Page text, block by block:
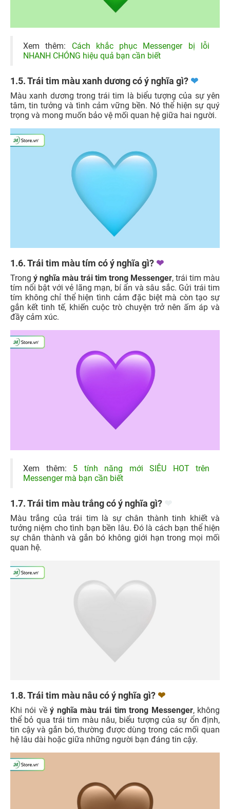
Xem thêm: Cách khắc phục Messenger bị lỗi
NHANH CHÓNG hiệu quả bạn cần biết
1.5. Trái tim màu xanh dương có ý nghĩa gì? ❤
Màu xanh dương trong trái tim là biểu tượng của sự yên
tâm, tin tưởng và tình cảm vững bền. Nó thể hiện sự quý
trọng và mong muốn bảo vệ mối quan hệ giữa hai người.
1.6. Trái tim màu tím có ý nghĩa gì? ❤
Trong ý nghĩa màu trái tim trong Messenger, trái tim màu
tím nổi bật với vẻ lãng mạn, bí ẩn và sâu sắc. Gửi trái tim
tím không chỉ thể hiện tình cảm đặc biệt mà còn tạo sự
gắn kết tinh tế, khiến cuộc trò chuyện trở nên ấm áp và
đầy cảm xúc.
Xem thêm: 5 tính năng mới SIÊU HOT trên
Messenger mà bạn cần biết
1.7. Trái tim màu trắng có ý nghĩa gì?
Màu trắng của trái tim là sự chân thành tinh khiết và
tưởng niệm cho tình bạn bền lâu. Đó là cách bạn thể hiện
sự chân thành và gắn bó không giới hạn trong mọi mối
quan hệ.
1.8. Trái tim màu nâu có ý nghĩa gì? ❤
Khi nói vềý nghĩa màu trái tim trong Messenger, không
thể bỏ qua trái tim màu nâu, biểu tượng của sự ổn định,
tin cậy và gắn bó, thường được dùng trong các mối quan
hệ lâu dài hoặc giữa những người bạn đáng tin cậy.